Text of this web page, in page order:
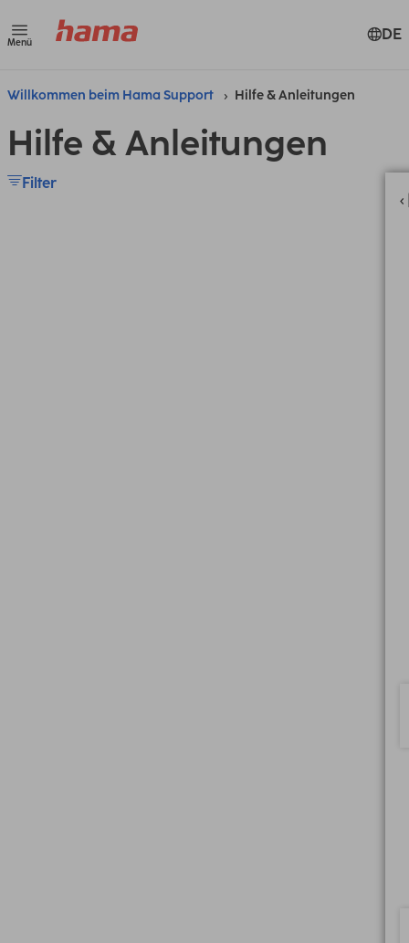
Menü DE
Willkommen beim Hama Support Hilfe & Anleitungen
Hilfe & Anleitungen
Filter